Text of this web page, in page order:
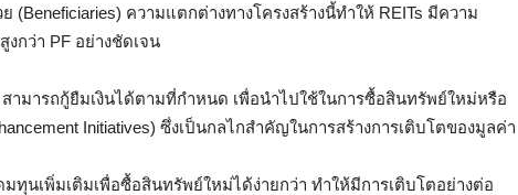
ความแตกต่างทางโครงสร้างนี้ทำให้ REITs มีความ
กว่า PF อย่างชัดเจน
สามารถกู้ยืมเงินได้ตามที่กำหนด เพื่อนำไปใช้ในการซื้อสินทรัพย์ใหม่หรือ
Initiatives) ซึ่งเป็นกลไกสำคัญในการสร้างการเติบโตของมูลค่า
มทุนเพิ่มเติมเพื่อซื้อสินทรัพย์ใหม่ได้ง่ายกว่า ทำให้มีการเติบโตอย่างต่อ